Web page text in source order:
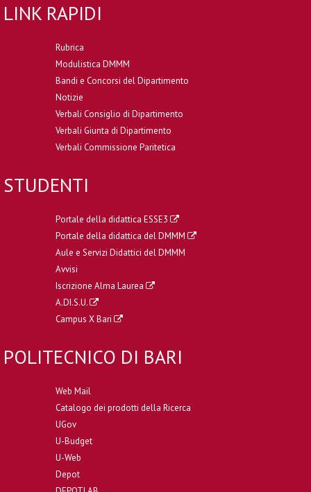
LINK RAPIDI
Rubrica
Modulistica DMMM
Bandi e Concorsi del Dipartimento
Notizie
Verbali Consiglio di Dipartimento
Verbali Giunta di Dipartimento
Verbali Commissione Paritetica
STUDENTI
Portale della didattica ESSE3
Portale della didattica del DMMM
Aule e Servizi Didattici del DMMM
Avvisi
Iscrizione Alma Laurea
A.DI.S.U.
Campus X Bari
POLITECNICO DI BARI
Web Mail
Catalogo dei prodotti della Ricerca
UGov
U-Budget
U-Web
Depot